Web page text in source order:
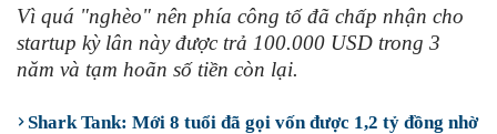
Vì quá "nghèo" nên phía công tố đã chấp nhận cho
startup kỳ lân này được trả 100.000 USD trong 3
năm và tạm hoãn số tiền còn lại.
Shark Tank: Mới 8 tuổi đã gọi vốn được 1,2 tỷ đồng nhờ